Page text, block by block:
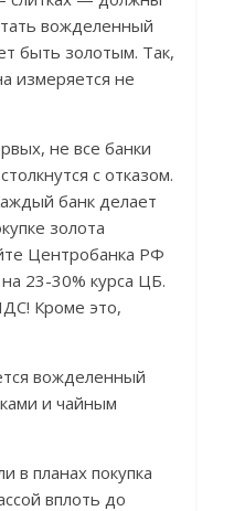
вожделенный
быть золотым. Так,
измеряется не
не все банки
с отказом.
банк делает
золота
Центробанка РФ
23-30% курса ЦБ.
Кроме это,
вожделенный
и чайным
в планах покупка
вплоть до